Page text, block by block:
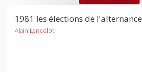
1981 les élections de l'alternance
Alain Lancelot